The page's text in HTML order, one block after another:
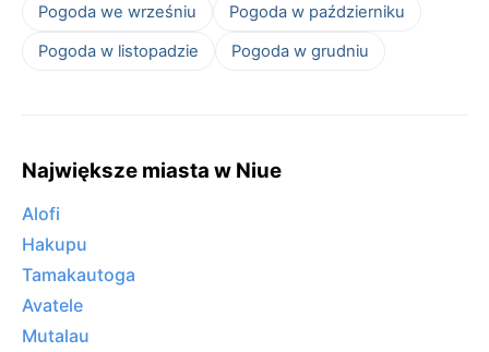
Pogoda we wrześniu
Pogoda w październiku
Pogoda w listopadzie
Pogoda w grudniu
Największe miasta w Niue
Alofi
Hakupu
Tamakautoga
Avatele
Mutalau